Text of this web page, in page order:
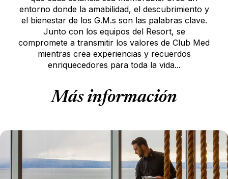
entorno donde la amabilidad, el descubrimiento y
el bienestar de los G.M.s son las palabras clave.
Junto con los equipos del Resort, se
compromete a transmitir los valores de Club Med
mientras crea experiencias y recuerdos
enriquecedores para toda la vida...
Más información